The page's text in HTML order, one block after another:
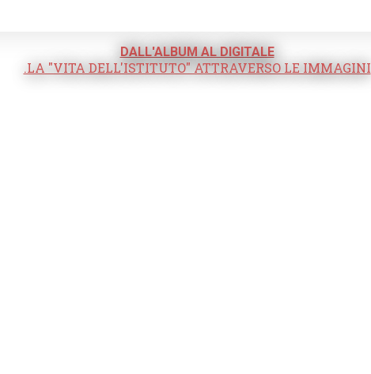
DALL'ALBUM AL DIGITALE
.LA "VITA DELL'ISTITUTO" ATTRAVERSO LE IMMAGINI